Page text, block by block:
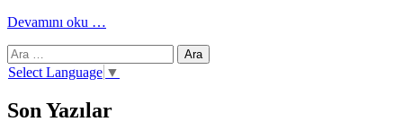
Devamını oku
kaynak
…
Arama:
Select Language ▼
Son Yazılar